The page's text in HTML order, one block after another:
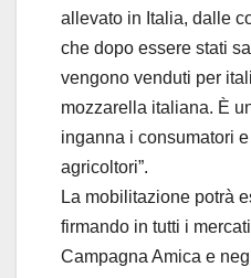
allevato in Italia, dalle
che dopo essere stati
vengono venduti per
mozzarella italiana. È
inganna i consumatori
agricoltori”.
La mobilitazione potrà
firmando in tutti i
Campagna Amica e